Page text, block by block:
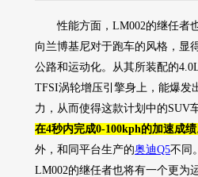
性能方面，LM002的继任者
向 兰博基尼对于跑车的风格，显
公路和运动化。从其所装配的
TFSI涡轮增压引擎身上，能爆发
力，从而使得这款计划中的SUV
在4秒内完成0-100kph的加速成绩
外，和同平台生产的奥迪Q5不同
LM002的继任者也将有一个更为